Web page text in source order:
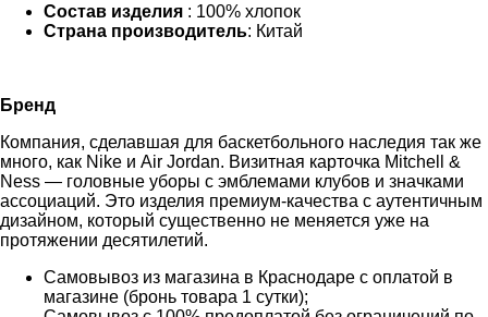
Состав изделия : 100% хлопок
Страна производитель: Китай
Бренд
Компания, сделавшая для баскетбольного наследия так же
много, как Nike и Air Jordan. Визитная карточка Mitchell &
Ness — головные уборы с эмблемами клубов и значками
ассоциаций. Это изделия премиум-качества с аутентичным
дизайном, который существенно не меняется уже на
протяжении десятилетий.
Самовывоз из магазина в Краснодаре с оплатой в
магазине (бронь товара 1 сутки);